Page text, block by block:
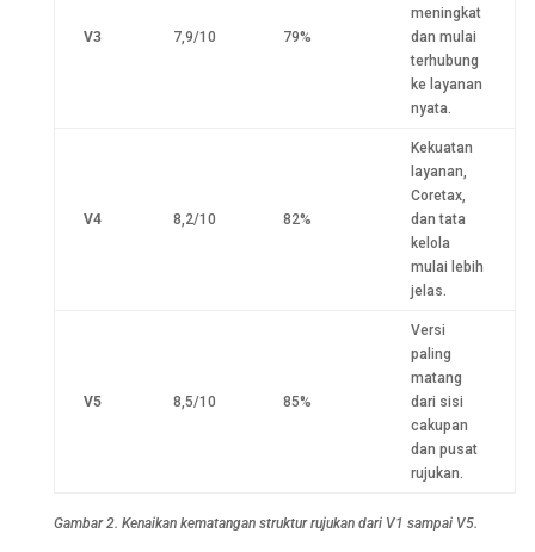
V3 7,9/10 79%
meningkat
dan mulai
terhubung
ke layanan
nyata.
V4 8,2/10 82%
Kekuatan
layanan,
Coretax,
dan tata
kelola
mulai lebih
jelas.
V5 8,5/10 85%
Versi
paling
matang
dari sisi
cakupan
dan pusat
rujukan.
Gambar 2. Kenaikan kematangan struktur rujukan dari V1 sampai V5.